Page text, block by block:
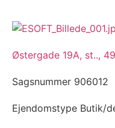
Østergade 19A, st..,
Sagsnummer 906012
Ejendomstype Butik/